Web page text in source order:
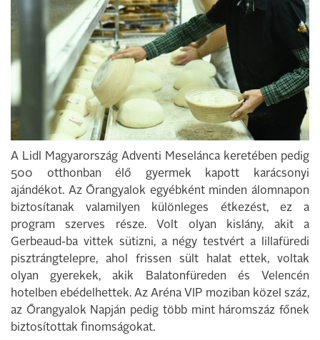
A Lidl Magyarország Adventi Meselánca keretében pedig
500 otthonban élő gyermek kapott karácsonyi
ajándékot. Az Őrangyalok egyébként minden álomnapon
biztosítanak valamilyen különleges étkezést, ez a
program szerves része. Volt olyan kislány, akit a
Gerbeaud-ba vittek sütizni, a négy testvért a lillafüredi
pisztrángtelepre, ahol frissen sült halat ettek, voltak
olyan gyerekek, akik Balatonfüreden és Velencén
hotelben ebédelhettek. Az Aréna VIP moziban közel száz,
az Őrangyalok Napján pedig több mint háromszáz főnek
biztosítottak finomságokat.